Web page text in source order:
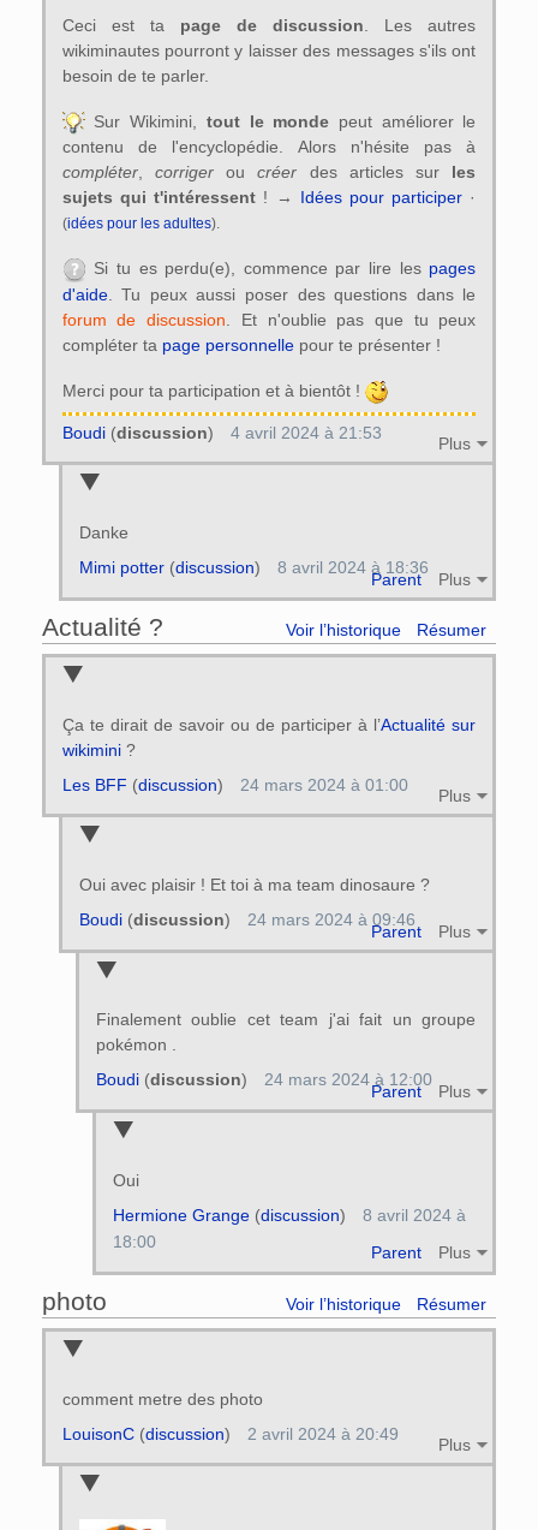
Ceci est ta page de discussion. Les autres
wikiminautes pourront y laisser des messages s'ils ont
besoin de te parler.
Sur Wikimini, tout le monde peut améliorer le
contenu de l'encyclopédie. Alors n'hésite pas à
compléter, corriger oucréer des articles sur les
sujets qui t'intéressent ! → Idées pour participer ·
(idées pour les adultes).
Si tu es perdu(e), commence par lire les pages
d'aide. Tu peux aussi poser des questions dans le
forum de discussion . Et n'oublie pas que tu peux
compléter ta page personnellepour te présenter !
Merci pour ta participation et à bientôt !
Plus
Boudi(discussion) 4 avril 2024 à 21:53
Danke
Parent Plus
Mimi potter(discussion) 8 avril 2024 à 18:36
Actualité ? Voir l’historique Résumer
Ça te dirait de savoir ou de participer à l’Actualité sur
wikimini?
Plus
Les BFF (discussion) 24 mars 2024 à 01:00
Oui avec plaisir ! Et toi à ma team dinosaure ?
Parent Plus
Boudi(discussion) 24 mars 2024 à 09:46
Finalement oublie cet team j'ai fait un groupe
pokémon .
Parent Plus
Boudi(discussion) 24 mars 2024 à 12:00
Oui
Parent Plus
Hermione Grange(discussion)
8 avril 2024 à
18:00
photo Voir l’historique Résumer
comment metre des photo
Plus
LouisonC(discussion) 2 avril 2024 à 20:49